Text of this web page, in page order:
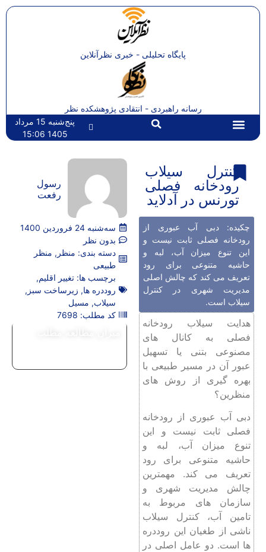
پایگاه تحلیلی - خبری نظرآنلاین
رسانه راهبردی - انتقادی پژوهشکده نظر
پنج‌شنبه 15 مرداد
1405 15:06
کنترل سیلاب
رودخانه فصلی
تورنس در آدلاید
چکیده: دبی آب عبوری از
رودخانه فصلی ثابت نیست و
این تنوع میزان آب، لبه و
حاشیه متنوعی برای رود
تعریف می کند که چالش اصلی
مدیریت شهری در کنترل
سیلاب است.
هدایت سیلاب رودخانه
فصلی به کانال های
مصنوعی بتنی یا تسهیل
عبور آن در مسیر طبیعی با
بهره گیری از روش های
منظرین؟
دبی آب عبوری از رودخانه
فصلی ثابت نیست و این
تنوع میزان آب، لبه و
حاشیه متنوعی برای رود
تعریف می کند. مهمترین
چالش مدیریت شهری و
سازمان های مربوط به
تامین آب، کنترل سیلاب
ناشی از طغیان این روددره
ها است. دو عامل اصلی در
رسول
رفعت
سه‌شنبه 24 فروردین 1400
بدون نظر
دسته بندی: منظر , منظر
طبیعی
برچسب ها: تغییر اقلیم,
روددره ها, زیرساخت سبز ,
سیلاب, مسیل
کد مطلب: 7698